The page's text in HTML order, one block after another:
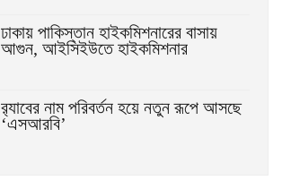
ঢাকায় পাকিস্তান হাইকমিশনারের বাসায়
আগুন, আইসিইউতে হাইকমিশনার
র‌্যাবের নাম পরিবর্তন হয়ে নতুন রূপে আসছে
‘এসআরবি’